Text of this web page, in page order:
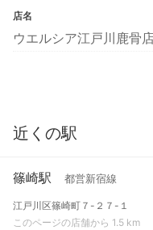
店名
ウエルシア江戸川鹿骨
近くの駅
篠崎駅 都営新宿線
江戸川区篠崎町７-２７-１
このページの店舗から 1.5 km